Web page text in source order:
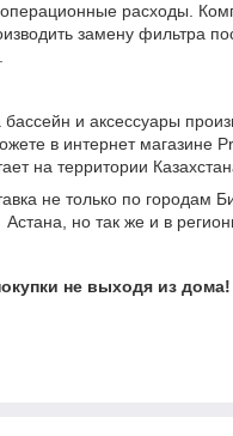
расходы.
замену фильтра
бассейн и аксессуары
в интернет магазине
на территории
не только по городам
Астана, но так же и в
не выходя из дома!